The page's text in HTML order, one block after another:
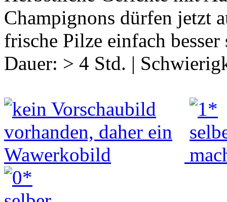
Champignons dürfen jetzt
frische Pilze einfach
Dauer: > 4 Std. |